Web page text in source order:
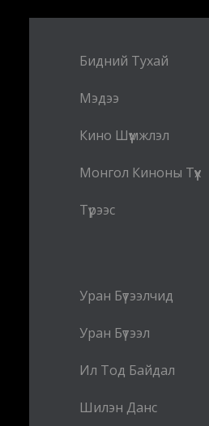
Бидний Тухай
Мэдээ
Кино Шүүмжлэл
Монгол Киноны Түүх
Түрээс
Уран Бүтээлчид
Уран Бүтээл
Ил Тод Байдал
Шилэн Данс